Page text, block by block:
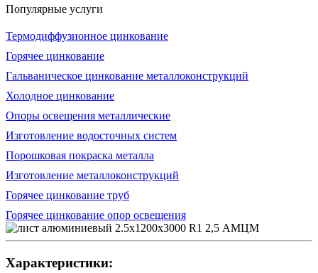
Популярные услуги
Термодиффузионное цинкование
Горячее цинкование
Гальваническое цинкование металлоконструкций
Холодное цинкование
Опоры освещения металлические
Изготовление водосточных систем
Порошковая покраска металла
Изготовление металлоконструкций
Горячее цинкование труб
Горячее цинкование опор освещения
Характеристики: